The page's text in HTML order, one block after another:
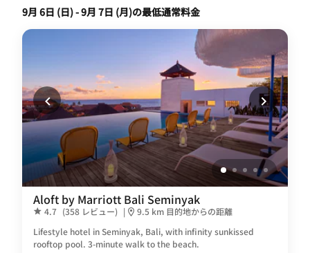
9月 6日 (日) - 9月 7日 (月)の最低通常料金
Aloft by Marriott Bali Seminyak
4.7 (358 レビュー) |
9.5 km 目的地からの距離
Lifestyle hotel in Seminyak, Bali, with infinity sunkissed
rooftop pool. 3-minute walk to the beach.